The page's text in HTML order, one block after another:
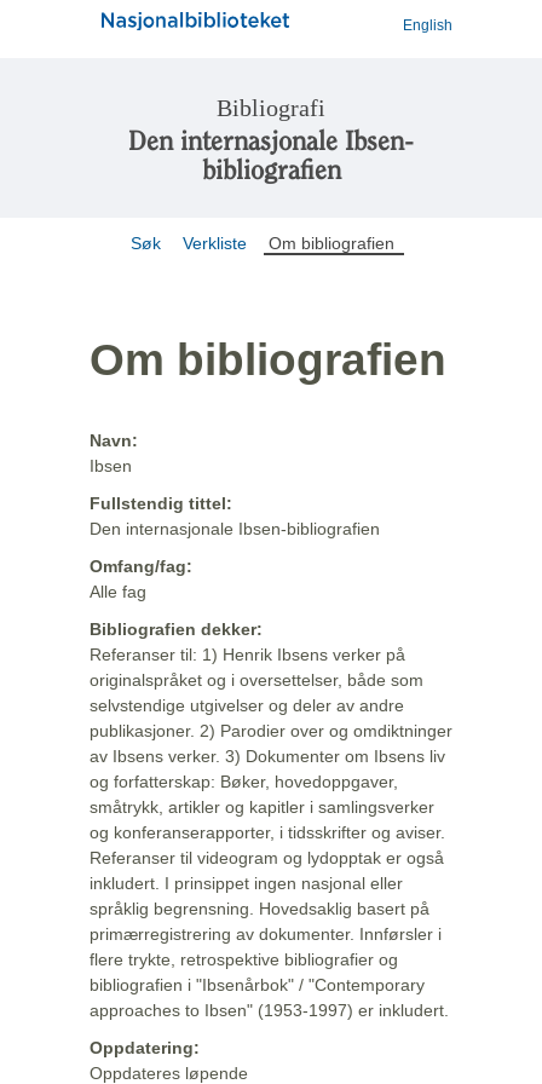
English
Bibliografi
Den internasjonale Ibsen-
bibliografien
Søk Verkliste Om bibliografien
Om bibliografien
Navn:
Ibsen
Fullstendig tittel:
Den internasjonale Ibsen-bibliografien
Omfang/fag:
Alle fag
Bibliografien dekker:
Referanser til: 1) Henrik Ibsens verker på
originalspråket og i oversettelser, både som
selvstendige utgivelser og deler av andre
publikasjoner. 2) Parodier over og omdiktninger
av Ibsens verker. 3) Dokumenter om Ibsens liv
og forfatterskap: Bøker, hovedoppgaver,
småtrykk, artikler og kapitler i samlingsverker
og konferanserapporter, i tidsskrifter og aviser.
Referanser til videogram og lydopptak er også
inkludert. I prinsippet ingen nasjonal eller
språklig begrensning. Hovedsaklig basert på
primærregistrering av dokumenter. Innførsler i
flere trykte, retrospektive bibliografier og
bibliografien i "Ibsenårbok" / "Contemporary
approaches to Ibsen" (1953-1997) er inkludert.
Oppdatering:
Oppdateres løpende